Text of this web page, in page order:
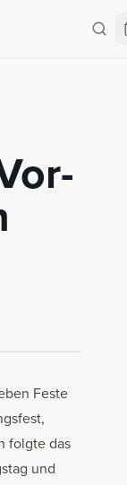
Feste
folgte das
und